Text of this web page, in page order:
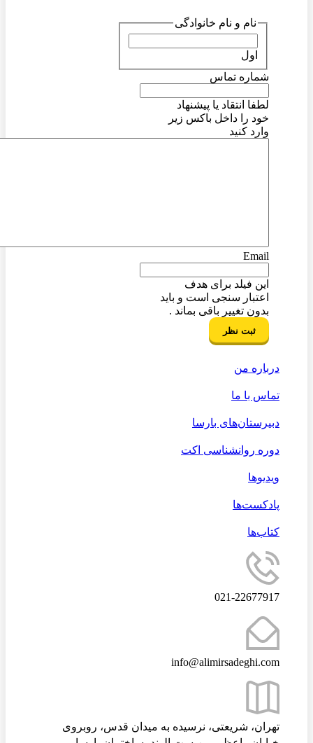
نام و نام خانوادگی
شماره تماس
لطفا انتقاد یا پیشنهاد
خود را داخل باکس زیر
وارد کنید
Email
این فیلد برای هدف
اعتبار سنجی است و باید
بدون تغییر باقی بماند .
درباره من
تماس با ما
دبیرستان‌های بارسا
دوره روانشناسی اکت
ویدیوها
پادکست‌ها
کتاب‌ها
021-22677917
info@alimirsadeghi.com
تهران، شریعتی، نرسیده به میدان قدس، روبروی